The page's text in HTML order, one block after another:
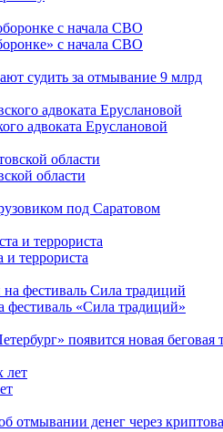
с начала СВО
судить за отмывание 9 млрд
адвоката Еруслановой
области
под Саратовом
террориста
фестиваль «Сила традиций»
появится новая беговая